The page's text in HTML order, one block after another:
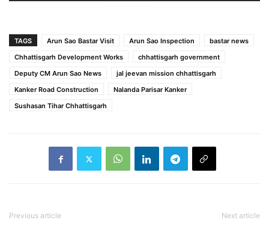
TAGS Arun Sao Bastar Visit Arun Sao Inspection
bastar news
Chhattisgarh Development Works
chhattisgarh government
Deputy CM Arun Sao News
jal jeevan mission chhattisgarh
Kanker Road Construction
Nalanda Parisar Kanker
Sushasan Tihar Chhattisgarh
Previous article Next article